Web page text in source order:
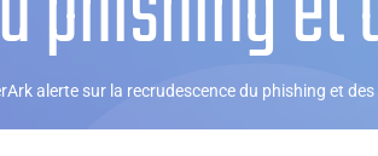
alerte sur la recrudescence du phishing et